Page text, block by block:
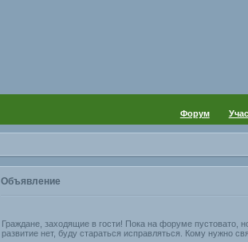
Форум
Объявление
Граждане, заходящие в гости! Пока на форуме
развитие нет, буду стараться исправляться. Кому нужно